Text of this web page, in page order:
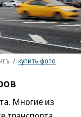
/ купить фото
Многие из